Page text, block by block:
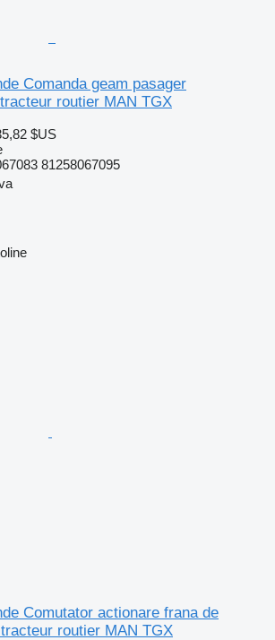
Comanda geam pasager
routier MAN TGX
$US
81258067095
Comutator actionare frana de
routier MAN TGX